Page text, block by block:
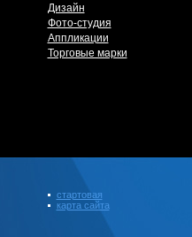
Дизайн
Фото-студия
Аппликации
Торговые марки
стартовая
карта сайта